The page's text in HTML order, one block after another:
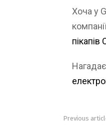
Хоча у
Previous